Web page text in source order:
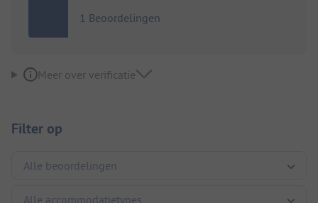
1 Beoordelingen
Meer over verificatie
Filter op